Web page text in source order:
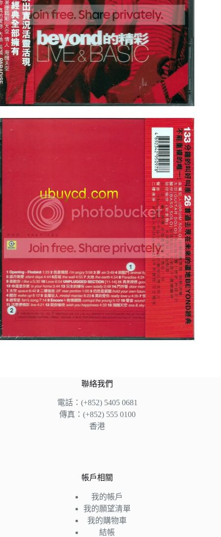
聯絡我們
電話：(+852) 5405 0681
傳真：(+852) 555 0100
香港
帳戶相關
我的帳戶
我的願望清單
我的購物車
結帳